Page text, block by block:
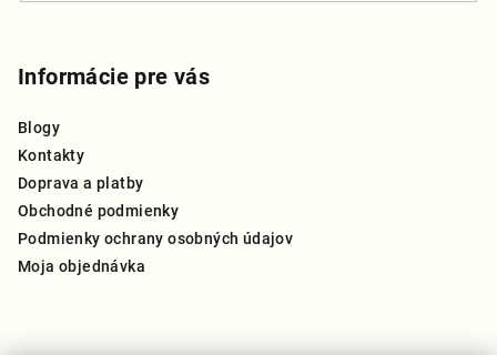
Informácie pre vás
Blogy
Kontakty
Doprava a platby
Obchodné podmienky
Podmienky ochrany osobných údajov
Moja objednávka